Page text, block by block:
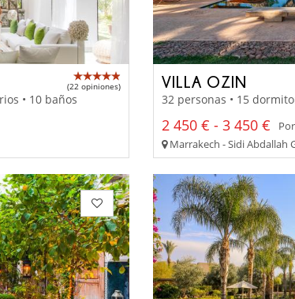
(22 opiniones)
• 10 baños
VILLA OZIN
32 personas • 15
2 450 € - 3 450 €
Marrakech - Sidi Abdallah